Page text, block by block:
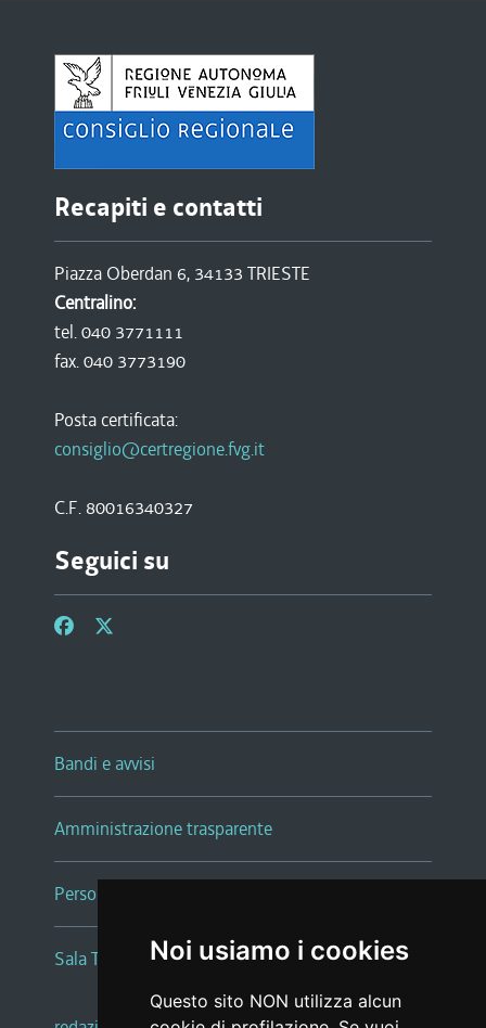
Noi usiamo i cookies
Questo sito NON utilizza alcun
Recapiti e contatti
Piazza Oberdan 6, 34133 TRIESTE
Centralino:
tel. 040 3771111
fax. 040 3773190
Posta certificata:
consiglio@certregione.fvg.it
C.F. 80016340327
Seguici su
Bandi e avvisi
Amministrazione trasparente
Persone e Uffici
Sala Tiziano Tessitori